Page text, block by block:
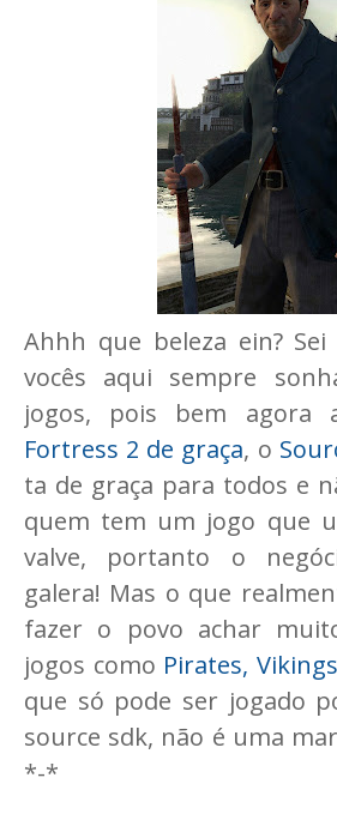
Ahhh que beleza ein?
vocês aqui sempre
jogos, pois bem agora
Fortress 2 de graça, o
ta de graça para todos e
quem tem um jogo que
valve, portanto o
galera! Mas o que
fazer o povo achar
jogos como Pirates,
que só pode ser jogado
source sdk, não é uma
*-*